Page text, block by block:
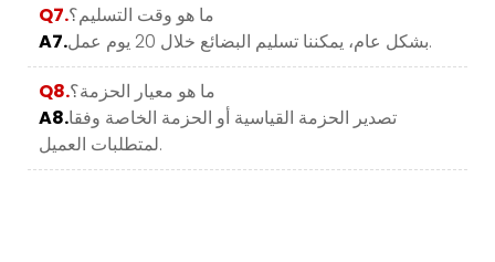
Q7.ما هو وقت التسليم؟
A7.
بشكل عام، يمكننا تسليم البضائع خلال 20 يوم عمل.
Q8.ما هو معيار الحزمة؟
A8.تصدير الحزمة القياسية أو الحزمة الخاصة وفقا
لمتطلبات العميل.